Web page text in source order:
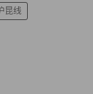
昆线